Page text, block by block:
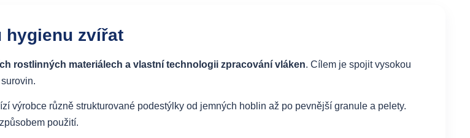
hygienu zvířat
rostlinných materiálech a vlastní technologii zpracování vláken. Cílem je spojit vysokou
výrobce různě strukturované podestýlky od jemných hoblin až po pevnější granule a pelety.
použití.